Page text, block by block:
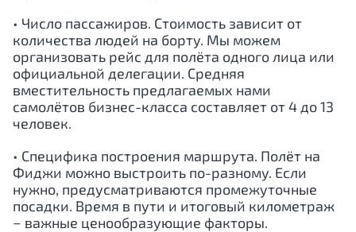
• Число пассажиров. Стоимость зависит от
количества людей на борту. Мы можем
организовать рейс для полёта одного лица или
официальной делегации. Средняя
вместительность предлагаемых нами
самолётов бизнес-класса составляет от 4 до 13
человек.
• Специфика построения маршрута. Полёт на
Фиджи можно выстроить по-разному. Если
нужно, предусматриваются промежуточные
посадки. Время в пути и итоговый километраж
− важные ценообразующие факторы.